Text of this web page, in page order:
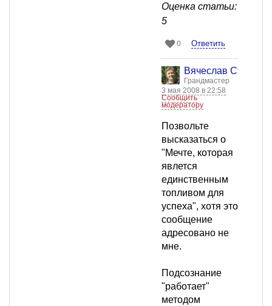
Оценка статьи:
5
0 Ответить
Вячеслав
Грандмастер
3 мая 2008 в 22:58
Сообщить
модератору
Позвольте
высказаться о
"Мечте, которая
явлется
единственным
топливом для
успеха", хотя это
сообщение
адресовано не
мне.
Подсознание
"работает"
методом